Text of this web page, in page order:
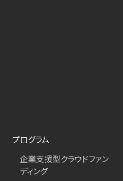
プログラム
企業支援型クラウドファン
ディング